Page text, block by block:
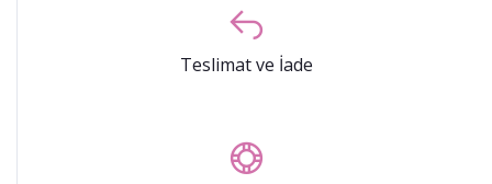
Teslimat ve İade